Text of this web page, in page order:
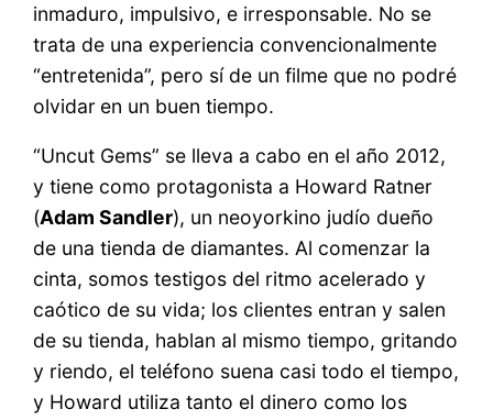
inmaduro, impulsivo, e irresponsable. No se
trata de una experiencia convencionalmente
“entretenida”, pero sí de un filme que no podré
olvidar en un buen tiempo.
“Uncut Gems” se lleva a cabo en el año 2012,
y tiene como protagonista a Howard Ratner
(Adam Sandler), un neoyorkino judío dueño
de una tienda de diamantes. Al comenzar la
cinta, somos testigos del ritmo acelerado y
caótico de su vida; los clientes entran y salen
de su tienda, hablan al mismo tiempo, gritando
y riendo, el teléfono suena casi todo el tiempo,
y Howard utiliza tanto el dinero como los